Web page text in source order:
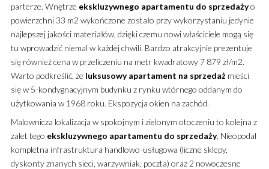
parterze. Wnętrze ekskluzywnego apartamentu do sprzedażyo
powierzchni 33 m2 wykończone zostało przy wykorzystaniu jedynie
najlepszej jakości materiałów, dzięki czemu nowi właściciele mogą się
tu wprowadzić niemal w każdej chwili. Bardzo atrakcyjnie prezentuje
się również cena w przeliczeniu na metr kwadratowy 7 879 zł/m2.
Warto podkreślić, że luksusowy apartament na sprzedażmieści
się w 5-kondygnacyjnym budynku z rynku wtórnego oddanym do
użytkowania w 1968 roku. Ekspozycja okien na zachód.
Malownicza lokalizacja w spokojnym i zielonym otoczeniu to kolejna z
zalet tego ekskluzywnego apartamentu do sprzedaży. Nieopodal
kompletna infrastruktura handlowo-usługowa (liczne sklepy,
dyskonty znanych sieci, warzywniak, poczta) oraz 2 nowoczesne